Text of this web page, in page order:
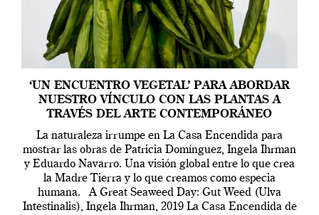
‘UN ENCUENTRO VEGETAL’ PARA ABORDAR
NUESTRO VÍNCULO CON LAS PLANTAS A
TRAVÉS DEL ARTE CONTEMPORÁNEO
La naturaleza irrumpe en La Casa Encendida para
mostrar las obras de Patricia Domínguez, Ingela Ihrman
y Eduardo Navarro. Una visión global entre lo que crea
la Madre Tierra y lo que creamos como especia
humana. A Great Seaweed Day: Gut Weed (Ulva
Intestinalis), Ingela Ihrman, 2019 La Casa Encendida de